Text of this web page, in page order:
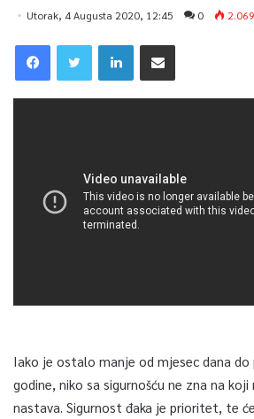
Utorak, 4 Augusta 2020, 12:45 0 2.069
Iako je ostalo manje od mjesec dana do
godine, niko sa sigurnošću ne zna na
nastava. Sigurnost đaka je prioritet, te